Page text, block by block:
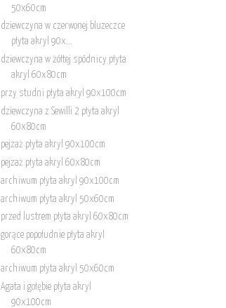
50x60cm
dziewczyna w czerwonej bluzeczce
płyta akryl 90x...
dziewczyna w żółtej spódnicy płyta
akryl 60x80cm
przy studni płyta akryl 90x100cm
dziewczyna z Sewilli 2 płyta akryl
60x80cm
pejzaż płyta akryl 90x100cm
pejzaż płyta akryl 60x80cm
archiwum płyta akryl 90x100cm
archiwum płyta akryl 50x60cm
przed lustrem płyta akryl 60x80cm
gorące popołudnie płyta akryl
60x80cm
archiwum płyta akryl 50x60cm
Agata i gołębie płyta akryl
90x100cm